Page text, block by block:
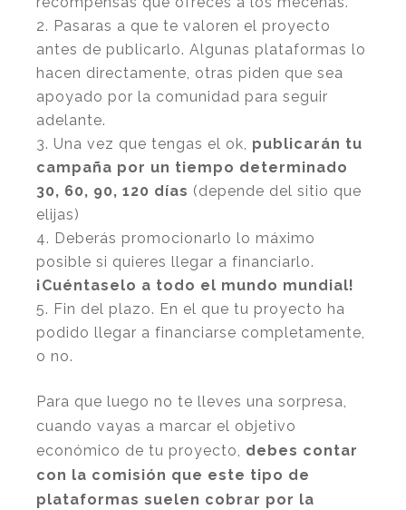
Pasaras a que te valoren el proyecto
antes de publicarlo. Algunas plataformas lo
hacen directamente, otras piden que sea
apoyado por la comunidad para seguir
adelante.
Una vez que tengas el ok, publicarán tu
campaña por un tiempo determinado
30, 60, 90, 120 días (depende del sitio que
elijas)
Deberás promocionarlo lo máximo
posible si quieres llegar a financiarlo.
¡Cuéntaselo a todo el mundo mundial!
Fin del plazo. En el que tu proyecto ha
podido llegar a financiarse completamente,
o no.
Para que luego no te lleves una sorpresa,
cuando vayas a marcar el objetivo
económico de tu proyecto, debes contar
con la comisión que este tipo de
plataformas suelen cobrar por la